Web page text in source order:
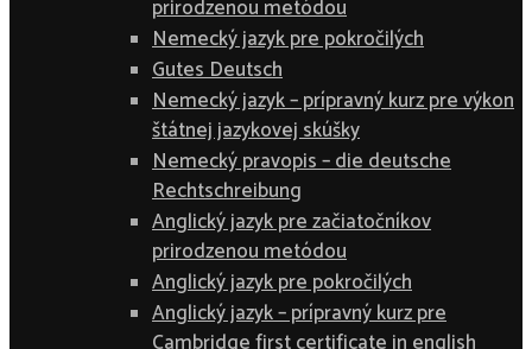
prirodzenou metódou
Nemecký jazyk pre pokročilých
Gutes Deutsch
Nemecký jazyk – prípravný kurz pre výkon
štátnej jazykovej skúšky
Nemecký pravopis – die deutsche
Rechtschreibung
Anglický jazyk pre začiatočníkov
prirodzenou metódou
Anglický jazyk pre pokročilých
Anglický jazyk – prípravný kurz pre